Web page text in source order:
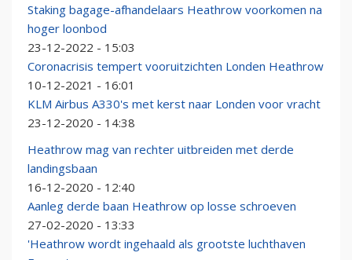
Staking bagage-afhandelaars Heathrow voorkomen na
hoger loonbod
23-12-2022 - 15:03
Coronacrisis tempert vooruitzichten Londen Heathrow
10-12-2021 - 16:01
KLM Airbus A330's met kerst naar Londen voor vracht
23-12-2020 - 14:38
Heathrow mag van rechter uitbreiden met derde
landingsbaan
16-12-2020 - 12:40
Aanleg derde baan Heathrow op losse schroeven
27-02-2020 - 13:33
'Heathrow wordt ingehaald als grootste luchthaven